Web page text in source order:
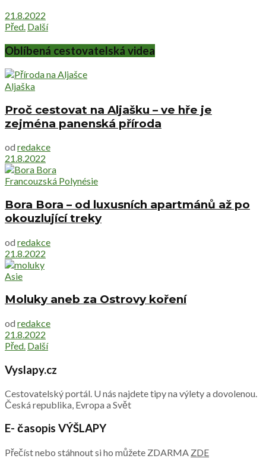
21.8.2022
Před. Další
Oblíbená cestovatelská videa
Aljaška
Proč cestovat na Aljašku – ve hře je
zejména panenská příroda
od redakce
21.8.2022
Francouzská Polynésie
Bora Bora – od luxusních apartmánů až po
okouzlující treky
od redakce
21.8.2022
Asie
Moluky aneb za Ostrovy koření
od redakce
21.8.2022
Před. Další
Vyslapy.cz
Cestovatelský portál. U nás najdete tipy na výlety a dovolenou.
Česká republika, Evropa a Svět
E- časopis VÝŠLAPY
Přečíst nebo stáhnout si ho můžete ZDARMA ZDE